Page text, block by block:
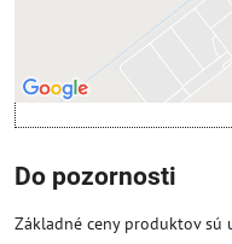
Otvoriť
Do pozornosti
Základné ceny produktov sú